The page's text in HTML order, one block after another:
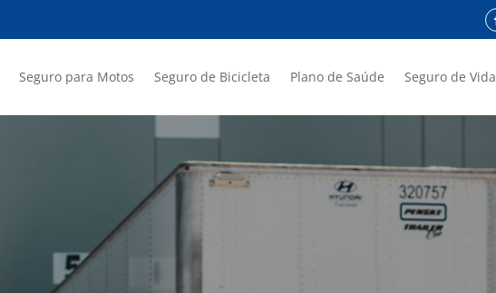
Seguro para Motos Seguro de Bicicleta Plano de Saúde Seguro de Vida